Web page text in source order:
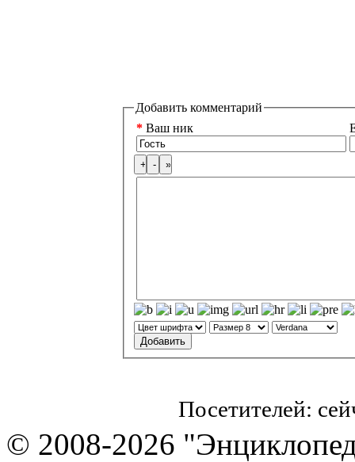
Добавить комментарий
* Ваш ник
Посетителей:
© 2008-2026